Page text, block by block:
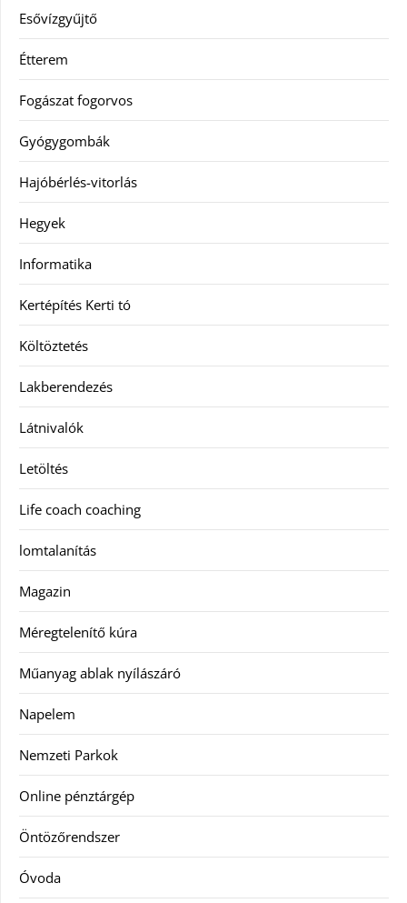
Esővízgyűjtő
Étterem
Fogászat fogorvos
Gyógygombák
Hajóbérlés-vitorlás
Hegyek
Informatika
Kertépítés Kerti tó
Költöztetés
Lakberendezés
Látnivalók
Letöltés
Life coach coaching
lomtalanítás
Magazin
Méregtelenítő kúra
Műanyag ablak nyílászáró
Napelem
Nemzeti Parkok
Online pénztárgép
Öntözőrendszer
Óvoda